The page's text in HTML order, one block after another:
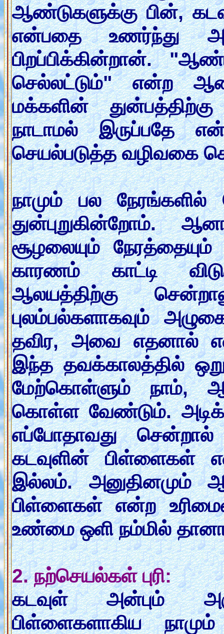
ஆண்டுகளுக்கு பின்,
என்பதை
பிறப்பிக்கின்றான்.
செல்லட்டும்" என்ற
மக்களின்
நாடாமல் இருப்பதே
செயல்படுத்த வழிவகை
நாமும் பல
துன்புறுகின்றோம்.
சூழலையும்
காரணம் காட்டி
ஆலயத்திற்கு
புலம்பல்களாகவும்
தவிர, அவை எதனால்
இந்த தவக்காலத்தில்
மேற்கொள்ளும் நாம்,
கொள்ள வேண்டும்.
எப்போதாவது
கடவுளின் பிள்ளைகள்
இல்லம். அனுதினமும்
பிள்ளைகள் என்ற
உண்மை ஒளி நம்மில்
2. நற்செயல்கள் புரி:
கடவுள் அன்பும்
பிள்ளைகளாகிய